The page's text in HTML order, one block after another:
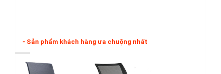
- Sản phẩm khách hàng ưa chuộng nhất